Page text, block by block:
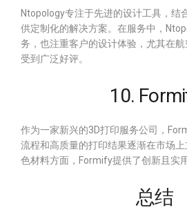
Ntopology专注于先进的设计工具，结
供定制化的解决方案。在服务中，
务，也注重客户的设计体验，尤其在
受到广泛好评。
10.
作为一家新兴的3D打印服务公司，
流程和高质量的打印结果逐渐在市场
色材料方面，Formify提供了创新且实
总结